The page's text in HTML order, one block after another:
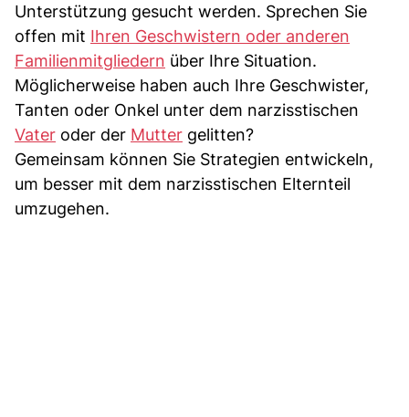
Unterstützung gesucht werden. Sprechen Sie
offen mit Ihren Geschwistern oder anderen
Familienmitgliedern über Ihre Situation.
Möglicherweise haben auch Ihre Geschwister,
Tanten oder Onkel unter dem narzisstischen
Vater oder der Mutter gelitten?
Gemeinsam können Sie Strategien entwickeln,
um besser mit dem narzisstischen Elternteil
umzugehen.